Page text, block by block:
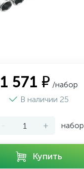
1 571 ₽ /набор
В наличии 25
- + набор
Купить